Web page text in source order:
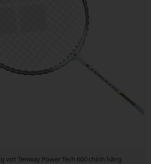
vợt Tenway Power Tech 600 chính hãng